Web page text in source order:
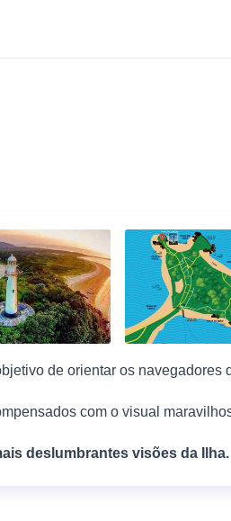
de orientar os navegadores
com o visual
deslumbrantes visões da Ilha.